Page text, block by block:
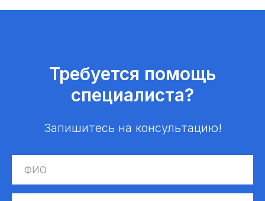
Требуется помощь
специалиста?
Запишитесь на консультацию!